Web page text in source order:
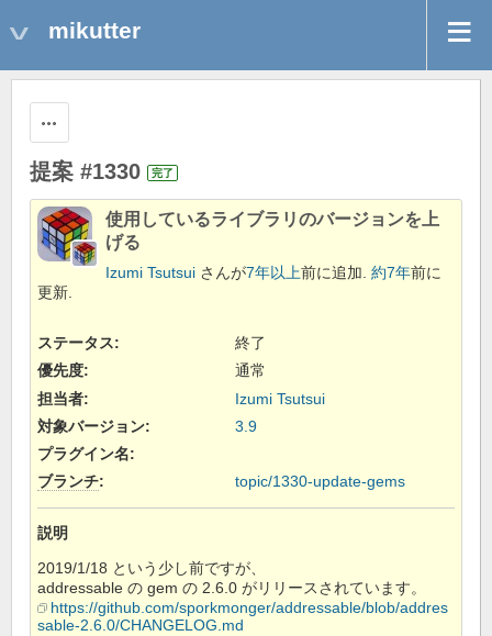
mikutter
提案 #1330 完了
使用しているライブラリのバージョンを上
げる
Izumi Tsutsui さんが7年以上前に追加. 約7年前に
更新.
ステータス:
終了
優先度:
通常
担当者:
Izumi Tsutsui
対象バージョン:
3.9
プラグイン名:
ブランチ: topic/1330-update-gems
説明
2019/1/18 という少し前ですが、
addressable の gem の 2.6.0 がリリースされています。
https://github.com/sporkmonger/addressable/blob/addres
sable-2.6.0/CHANGELOG.md